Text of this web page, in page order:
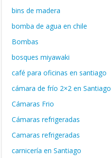
bins de madera
bomba de agua en chile
Bombas
bosques miyawaki
café para oficinas en santiago
cámara de frío 2×2 en Santiago
Cámaras Frio
Cámaras refrigeradas
Camaras refrigeradas
carnicería en Santiago